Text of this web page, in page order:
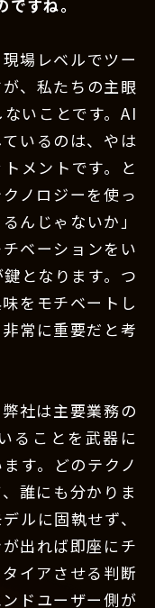
すね。
場レベルでツー
、私たちの主眼
いことです。AI
いるのは、やは
メントです。と
ノロジーを使っ
んじゃないか」
ベーションをい
となります。つ
をモチベートし
常に重要だと考
社は主要業務の
ることを武器に
す。どのテクノ
誰にも分かりま
ルに固執せず、
出れば即座にチ
イアさせる判断
ドユーザー側が